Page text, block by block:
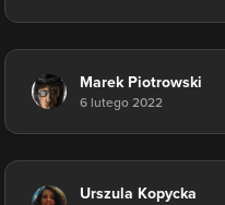
Marek Piotrowski
6 lutego 2022
Urszula Kopycka